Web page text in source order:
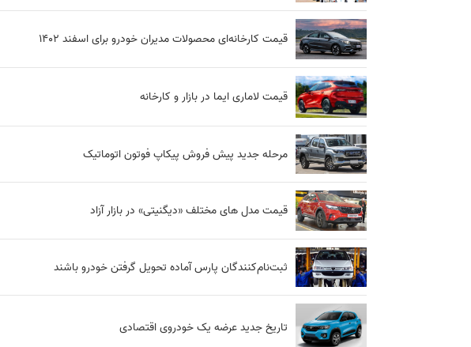
قیمت کارخانه‌ای محصولات مدیران خودرو برای اسفند 1402
قیمت لاماری ایما در بازار و کارخانه
مرحله جدید پیش فروش پیکاپ فوتون اتوماتیک
قیمت مدل های مختلف «دیگنیتی» در بازار آزاد
ثبت‌نام‌کنندگان ‌پارس آماده تحویل‌ گرفتن خودرو باشند
تاریخ جدید عرضه یک خودروی اقتصادی